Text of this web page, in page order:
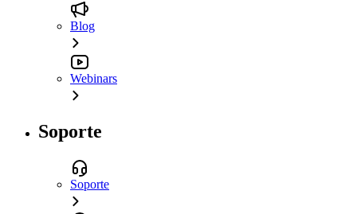
Blog
Webinars
Soporte
Soporte